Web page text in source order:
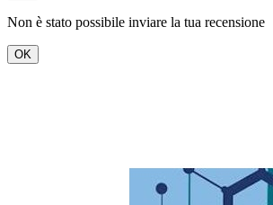
Non è stato possibile inviare la tua recensione
OK